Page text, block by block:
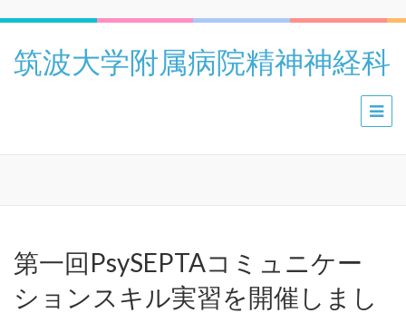
筑波大学附属病院精神神経科
第一回PsySEPTAコミュニケー
ションスキル実習を開催しまし